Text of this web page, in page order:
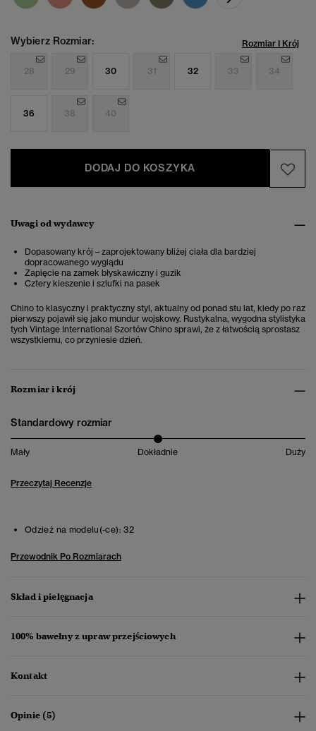
Wybierz Rozmiar: Rozmiar I Krój
28 29 30 31 32 33 34
36 38 40
DODAJ DO KOSZYKA
Uwagi od wydawcy
Dopasowany krój – zaprojektowany bliżej ciała dla bardziej
dopracowanego wyglądu
Zapięcie na zamek błyskawiczny i guzik
Cztery kieszenie i szlufki na pasek
Chino to klasyczny i praktyczny styl, aktualny od ponad stu lat, kiedy po raz
pierwszy pojawił się jako mundur wojskowy. Rustykalna, wygodna stylistyka
tych Vintage International Szortów Chino sprawi, że z łatwością sprostasz
wszystkiemu, co przyniesie dzień.
Rozmiar i krój
Standardowy rozmiar
Mały Dokładnie Duży
Przeczytaj Recenzje
Odzież na modelu(-ce): 32
Przewodnik Po Rozmiarach
Skład i pielęgnacja
100% bawełny z upraw przejściowych
Kontakt
Opinie (5)